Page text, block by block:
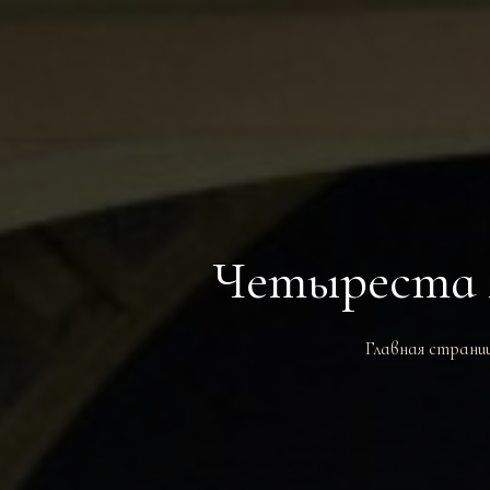
Четыреста
Главная